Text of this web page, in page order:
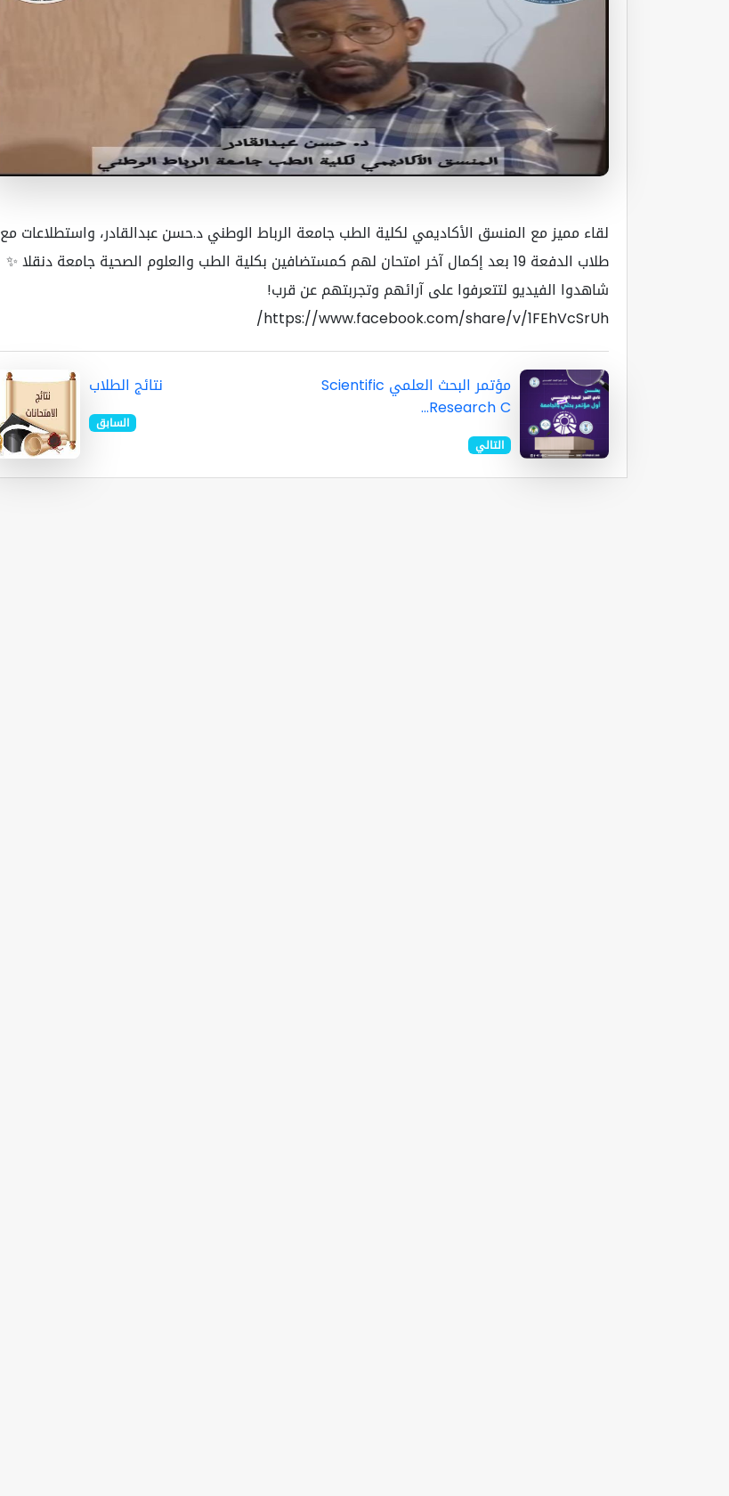
لقاء مميز مع المنسق الأكاديمي لكلية الطب جامعة الرباط الوطني د.حسن عبدالقادر، واستطلاعات مع
طلاب الدفعة 19 بعد إكمال آخر امتحان لهم كمستضافين بكلية الطب والعلوم الصحية جامعة دنقلا ✨
شاهدوا الفيديو لتتعرفوا على آرائهم وتجربتهم عن قرب!
https://www.facebook.com/share/v/1FEhVcSrUh/
مؤتمر البحث العلمي Scientific
Research C...
التالي
نتائج الطلاب
السابق